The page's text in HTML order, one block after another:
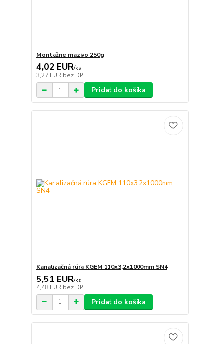
Montážne mazivo 250g
4,02 EUR/ks
3,27 EUR bez DPH
Pridať do košíka
Kanalizačná rúra KGEM 110x3,2x1000mm SN4
5,51 EUR/ks
4,48 EUR bez DPH
Pridať do košíka